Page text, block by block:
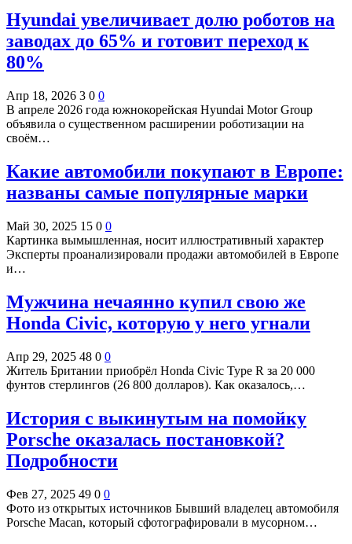
Hyundai увеличивает долю роботов на
заводах до 65% и готовит переход к
80%
Апр 18, 2026 3 0 0
В апреле 2026 года южнокорейская Hyundai Motor Group
объявила о существенном расширении роботизации на
своём…
Какие автомобили покупают в Европе:
названы самые популярные марки
Май 30, 2025 15 0 0
Картинка вымышленная, носит иллюстративный характер
Эксперты проанализировали продажи автомобилей в Европе
и…
Мужчина нечаянно купил свою же
Honda Civic, которую у него угнали
Апр 29, 2025 48 0 0
Житель Британии приобрёл Honda Civic Type R за 20 000
фунтов стерлингов (26 800 долларов). Как оказалось,…
История с выкинутым на помойку
Porsche оказалась постановкой?
Подробности
Фев 27, 2025 49 0 0
Фото из открытых источников Бывший владелец автомобиля
Porsche Macan, который сфотографировали в мусорном…